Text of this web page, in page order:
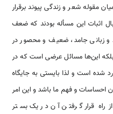
مقوله شعر و زندگی پیوند برقرار
اثبات این مسأله بودند که ضعف
و زبانی جامد، ضعیف و محصور در
این‌ها مسائل عرضی است که در
شده است و لذا بایستی به جایگاه
احساسات و فهم ما باشد و این امر
راه قرار گرفتن آن در یک بستر